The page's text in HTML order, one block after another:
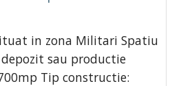
in zona Militari Spatiu
sau productie
Tip constructie: